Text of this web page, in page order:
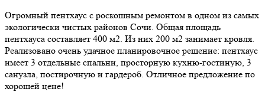
Огромный пентхаус с роскошным ремонтом в одном из самых
экологически чистых районов Сочи. Общая площадь
пентхауса составляет 400 м2. Из них 200 м2 занимает кровля.
Реализовано очень удачное планировочное решение: пентхаус
имеет 3 отдельные спальни, просторную кухню-гостиную, 3
санузла, постирочную и гардероб. Отличное предложение по
хорошей цене!